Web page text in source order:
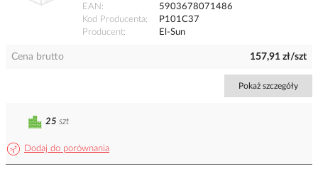
EAN
5903678071486
Kod Producenta
P101C37
Producent
El-Sun
Cena brutto 157,91 zł/szt
Pokaż szczegóły
Dodaj do porównania
25 szt